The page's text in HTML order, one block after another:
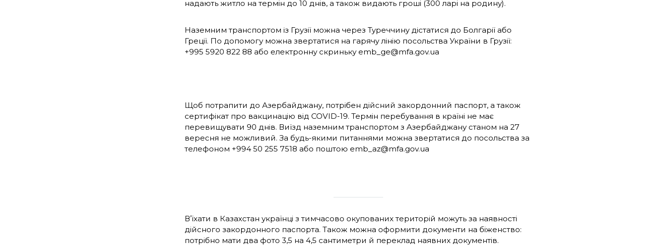
надають житло на термін до 10 днів, а також видають гроші (300 ларі на родину).
Наземним транспортом із Грузії можна через Туреччину дістатися до Болгарії або
Греції. По допомогу можна звертатися на гарячу лінію посольства України в Грузії:
+995 5920 822 88 або електронну скриньку emb_ge@mfa.gov.ua
Щоб потрапити до Азербайджану, потрібен дійсний закордонний паспорт, а також
сертифікат про вакцинацію від COVID-19. Термін перебування в країні не має
перевищувати 90 днів. Виїзд наземним транспортом з Азербайджану станом на 27
вересня не можливий. За будь-якими питаннями можна звертатися до посольства за
телефоном +994 50 255 7518 або поштою emb_az@mfa.gov.ua
Вʼїхати в Казахстан українці з тимчасово окупованих територій можуть за наявності
дійсного закордонного паспорта. Також можна оформити документи на біженство:
потрібно мати два фото 3,5 на 4,5 сантиметри й переклад наявних документів.